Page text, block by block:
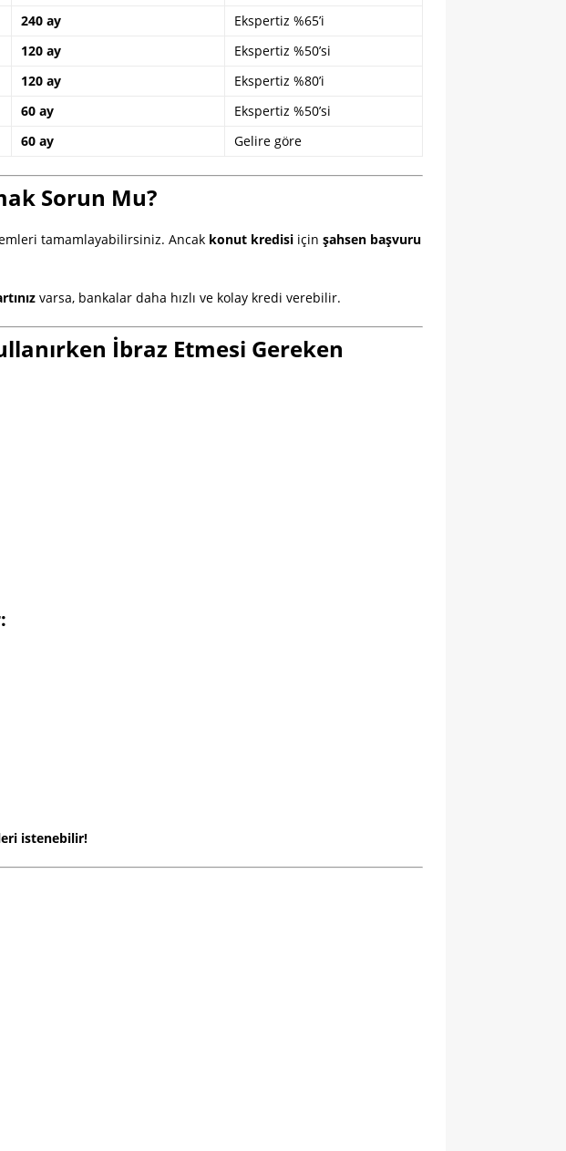
240 ay
Ekspertiz %65’i
120 ay
Ekspertiz %50’si
120 ay
Ekspertiz %80’i
60 ay
Ekspertiz %50’si
60 ay Gelire göre
Sorun Mu?
tamamlayabilirsiniz. Ancak konut kredisi için şahsen başvuru
varsa, bankalar daha hızlı ve kolay kredi verebilir.
İbraz Etmesi Gereken
istenebilir!